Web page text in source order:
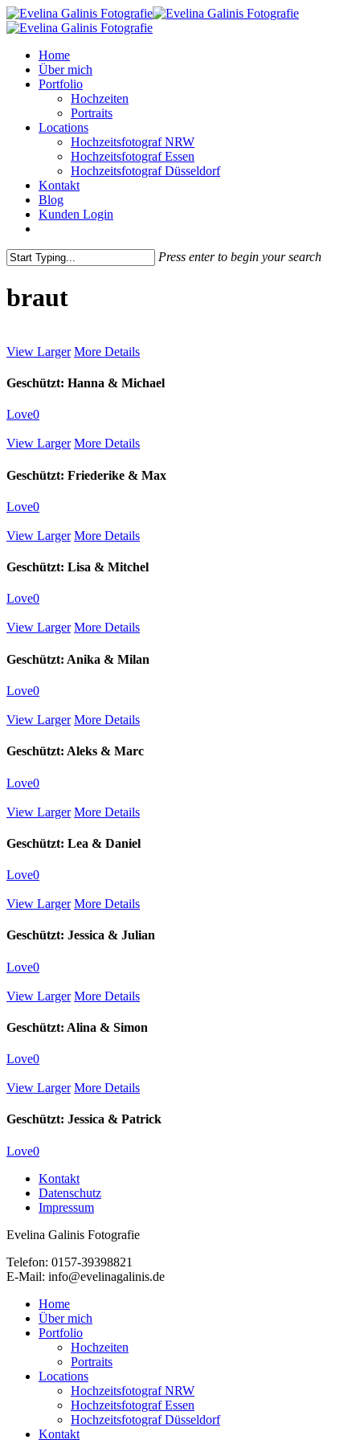
Skip
to
content
Menu
Home
Über mich
Portfolio
Hochzeiten
Portraits
Locations
Hochzeitsfotograf NRW
Hochzeitsfotograf Essen
Hochzeitsfotograf Düsseldorf
Kontakt
Blog
Kunden Login
Press enter to begin your search
Search
braut
View Larger More Details
Geschützt: Hanna & Michael
Love0
View Larger More Details
Geschützt: Friederike & Max
Love0
View Larger More Details
Geschützt: Lisa & Mitchel
Love0
View Larger More Details
Geschützt: Anika & Milan
Love0
View Larger More Details
Geschützt: Aleks & Marc
Love0
View Larger More Details
Geschützt: Lea & Daniel
Love0
View Larger More Details
Geschützt: Jessica & Julian
Love0
View Larger More Details
Geschützt: Alina & Simon
Love0
View Larger More Details
Geschützt: Jessica & Patrick
Love0
Kontakt
Datenschutz
Impressum
Evelina Galinis Fotografie
Telefon: 0157-39398821
E-Mail: info@evelinagalinis.de
Close
Menu
Home
Über mich
Portfolio
Hochzeiten
Portraits
Locations
Hochzeitsfotograf NRW
Hochzeitsfotograf Essen
Hochzeitsfotograf Düsseldorf
Kontakt